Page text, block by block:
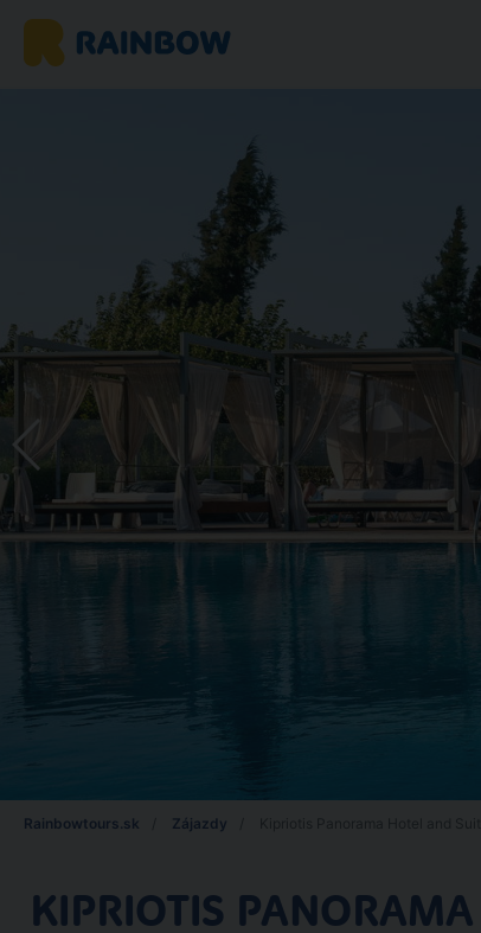
Rainbowtours.sk Zájazdy
KIPRIOTIS